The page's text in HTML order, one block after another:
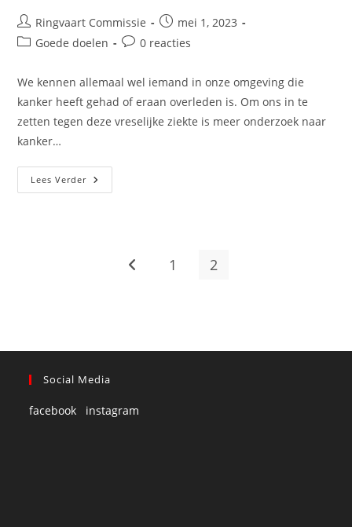
Ringvaart Commissie
mei 1, 2023
Goede doelen
0 reacties
We kennen allemaal wel iemand in onze omgeving die
kanker heeft gehad of eraan overleden is. Om ons in te
zetten tegen deze vreselijke ziekte is meer onderzoek naar
kanker…
Lees Verder
1 2
Social Media
facebook instagram